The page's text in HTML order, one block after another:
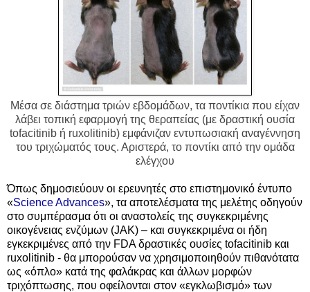
Μέσα σε διάστημα τριών εβδομάδων, τα ποντίκια που είχαν
λάβει τοπική εφαρμογή της θεραπείας (με δραστική ουσία
tofacitinib ή ruxolitinib) εμφάνιζαν εντυπωσιακή αναγέννηση
του τριχώματός τους. Αριστερά, το ποντίκι από την ομάδα
ελέγχου
Όπως δημοσιεύουν οι ερευνητές στο επιστημονικό έντυπο
«Science Advances», τα αποτελέσματα της μελέτης οδηγούν
στο συμπέρασμα ότι οι αναστολείς της συγκεκριμένης
οικογένειας ενζύμων (JAK) – και συγκεκριμένα οι ήδη
εγκεκριμένες από την FDA δραστικές ουσίες tofacitinib και
ruxolitinib - θα μπορούσαν να χρησιμοποιηθούν πιθανότατα
ως «όπλο» κατά της φαλάκρας και άλλων μορφών
τριχόπτωσης, που οφείλονται στον «εγκλωβισμό» των